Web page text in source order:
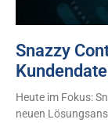
Snazzy
Heute im Fokus:
neuen